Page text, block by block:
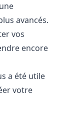
avancés.
vos
encore
a été utile
votre